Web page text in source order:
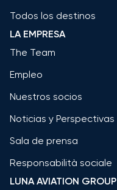
Todos los destinos
LA EMPRESA
The Team
Empleo
Nuestros socios
Noticias y Perspectivas
Sala de prensa
Responsabilità sociale
LUNA AVIATION GROUP